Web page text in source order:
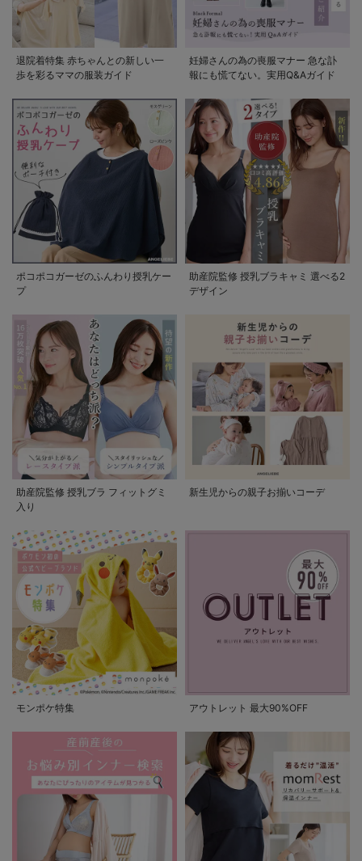
退院着特集 赤ちゃんとの新しい一
歩を彩るママの服装ガイド
妊婦さんの為の喪服マナー 急な訃
報にも慌てない。実用Q&Aガイド
ポコポコガーゼのふんわり授乳ケー
プ
助産院監修 授乳ブラキャミ 選べる2
デザイン
助産院監修 授乳ブラ フィットグミ
入り
新生児からの親子お揃いコーデ
モンポケ特集 アウトレット 最大90%OFF